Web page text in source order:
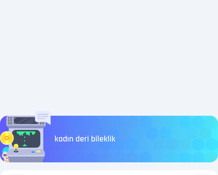
kadın deri bileklik